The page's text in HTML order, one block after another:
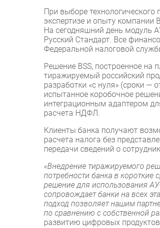
При выборе
экспертизе и опыту компании
На сегодняшний день модуль
Русский Стандарт. Все
Федеральной налоговой
Решение BSS, построенное
тиражируемый российский
разработки «с нуля» (сроки —
испытанное коробочное
интеграционным адаптером
расчета НДФЛ.
Клиенты банка получают
расчета налога без
передачи сведений о
«Внедрение тиражируемого
потребности банка в
решение для использования
сопровождает банки на всех
подход позволяет нашим
по сравнению с собственной
развитию цифровых